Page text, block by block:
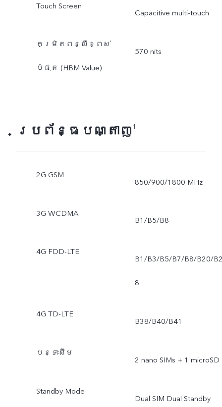
Touch Screen
Capacitive multi-touch
កម្រិតពន្លឺខ្ពស់
បំផុត (HBM Value)
570 nits
ប្រព័ន្ធបណ្តាញ 1
2G GSM
850/900/1800 MHz
3G WCDMA
B1/B5/B8
4G FDD-LTE
B1/B3/B5/B7/B8/B20/
8
4G TD-LTE
B38/B40/B41
បន្ទះស៊ីម
2 nano SIMs + 1 microSD
Standby Mode
Dual SIM Dual Standby